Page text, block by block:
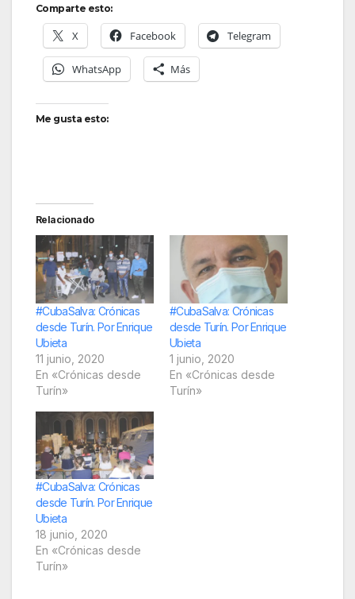
Comparte esto:
X Facebook Telegram
WhatsApp Más
Me gusta esto:
Relacionado
#CubaSalva: Crónicas
desde Turín. Por Enrique
Ubieta
11 junio, 2020
En «Crónicas desde
Turín»
#CubaSalva: Crónicas
desde Turín. Por Enrique
Ubieta
1 junio, 2020
En «Crónicas desde
Turín»
#CubaSalva: Crónicas
desde Turín. Por Enrique
Ubieta
18 junio, 2020
En «Crónicas desde
Turín»